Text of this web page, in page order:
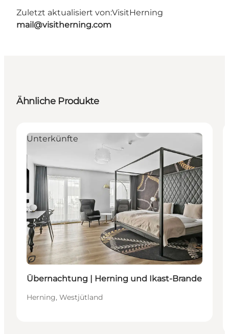
Zuletzt aktualisiert von:VisitHerning
mail@visitherning.com
Ähnliche Produkte
Nachhaltig
Unterkünfte
Übernachtung | Herning und Ikast-Brande
Herning, Westjütland